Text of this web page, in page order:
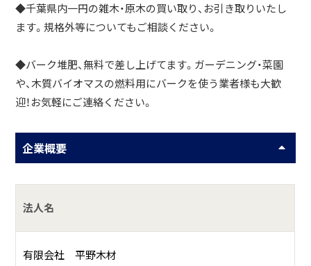
◆千葉県内一円の雑木・原木の買い取り、お引き取りいたし
ます。規格外等についてもご相談ください。
◆バーク堆肥、無料で差し上げてます。ガーデニング・菜園
や、木質バイオマスの燃料用にバークを使う業者様も大歓
迎！お気軽にご連絡ください。
企業概要
法人名
有限会社 平野木材